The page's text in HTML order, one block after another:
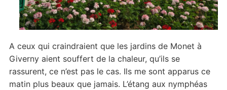
A ceux qui craindraient que les jardins de Monet à
Giverny aient souffert de la chaleur, qu’ils se
rassurent, ce n’est pas le cas. Ils me sont apparus ce
matin plus beaux que jamais. L’étang aux nymphéas